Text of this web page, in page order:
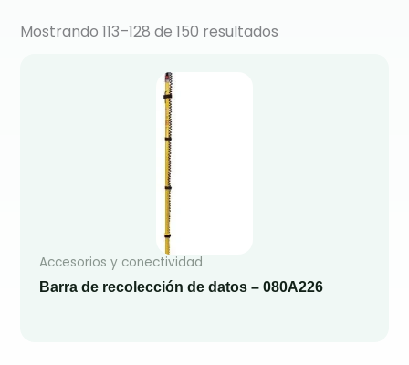
Mostrando 113–128 de 150 resultados
Accesorios y conectividad
Barra de recolección de datos – 080A226